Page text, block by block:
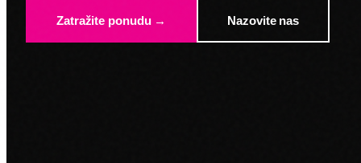
Zatražite ponudu → Nazovite nas